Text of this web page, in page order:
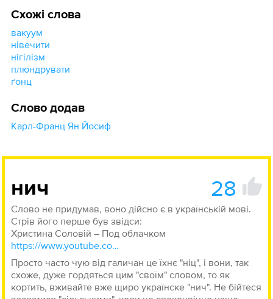
Схожі слова
вакуум
нівечити
нігілізм
плюндрувати
ґонц
Слово додав
Карл-Франц Ян Йосиф
нич 28
Слово не придумав, воно дійсно є в українській мові.
Стрів його перше був звідси:
Христина Соловій – Под облачком
https://www.youtube.com/watch?v=WjnWmFHtGzI
Просто часто чую від галичан це їхнє "ніц", і вони, так
схоже, дуже гордяться цим "своїм" словом, то як
кортить, вживайте вже щиро українске "нич". Не бійтеся